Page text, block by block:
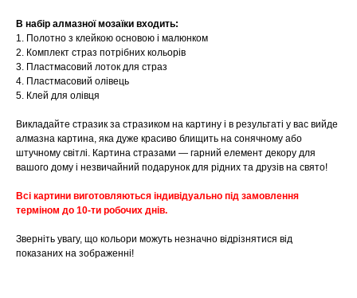
В набір алмазної мозаїки входить:
1. Полотно з клейкою основою і малюнком
2. Комплект страз потрібних кольорів
3. Пластмасовий лоток для страз
4. Пластмасовий олівець
5. Клей для олівця
Викладайте стразик за стразиком на картину і в результаті у вас вийде
алмазна картина, яка дуже красиво блищить на сонячному або
штучному світлі. Картина стразами — гарний елемент декору для
вашого дому і незвичайний подарунок для рідних та друзів на свято!
Всі картини виготовляються індивідуально під замовлення
терміном до 10-ти робочих днів.
Зверніть увагу, що кольори можуть незначно відрізнятися від
показаних на зображенні!